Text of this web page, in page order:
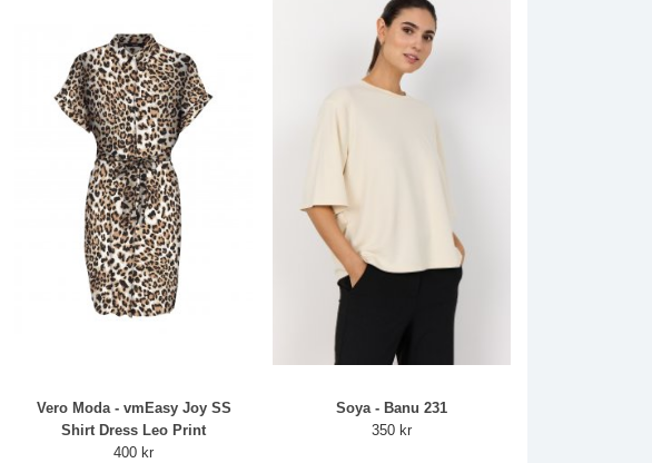
Vero Moda - vmEasy Joy SS
Shirt Dress Leo Print
400 kr
Soya - Banu 231
350 kr